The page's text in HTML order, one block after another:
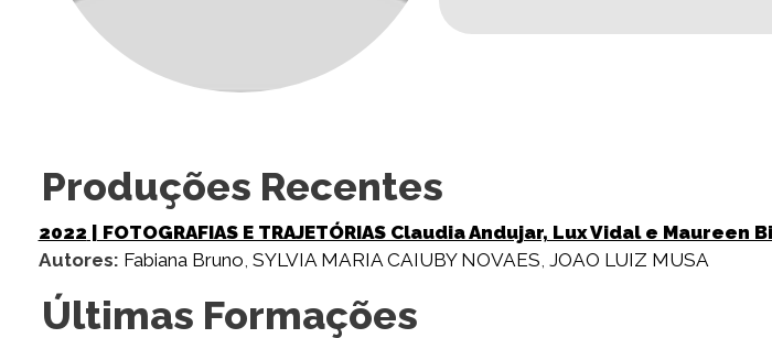
Produções Recentes
2022 | FOTOGRAFIAS E TRAJETÓRIAS Claudia Andujar, Lux Vidal e Maureen
Autores: Fabiana Bruno, SYLVIA MARIA CAIUBY NOVAES, JOAO LUIZ MUSA
Últimas Formações